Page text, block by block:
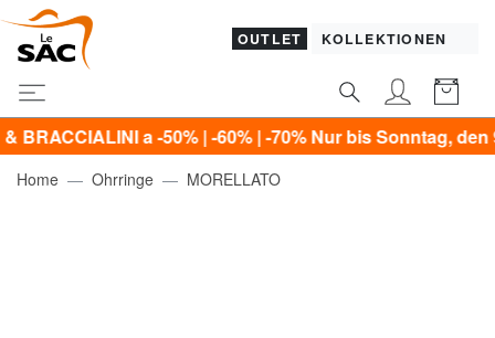
OUTLET KOLLEKTIONEN
a -50% | -60% | -70% Nur bis Sonntag, den 9.
Home Ohrringe MORELLATO